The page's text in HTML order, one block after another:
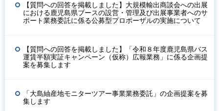
【質問への回答を掲載しました】大規模輸出商談会への出展
における鹿児島県ブースの設営・管理及び出展事業者へのサ
ポート業務委託に係る公募型プロポーザルの実施について
【質問への回答を掲載しました】「令和８年度鹿児島県バス
運賃半額実証キャンペーン（仮称）広報業務」に係る企画提
案を募集します
「大島紬産地モニターツアー事業業務委託」の企画提案を募
集します